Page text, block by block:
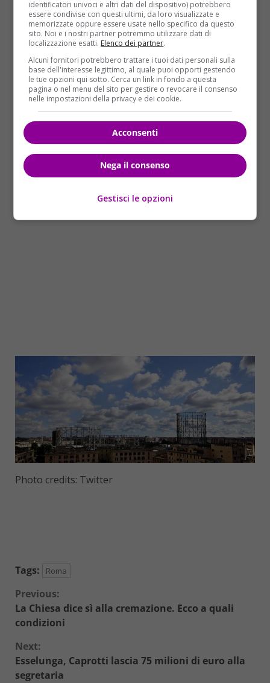
avvenuta l’esplosione presentano evidenti crepe. La
forza d’urto dello scoppio ha anche divelto le
tapparelle e le grate delle finestre che affacciano sul
terrazzo interno del palazzo. Si stanno compiendo le
verifiche negli appartamenti vicini a quello in cui è
avvenuto l’esplosione per valutare eventuali danni.
Con ogni probabilità, sarà necessaria una perizia
di uno strutturista sulla stabilità dell’edificio. Per
ricostruire l’esatta dinamica dell’incidente si
attendono i verbali dei vigili del fuoco impegnati sul
posto.
Photo credits: Twitter
Tags: Roma
Continue
Reading
Previous:
La Chiesa dice sì alla cremazione. Ecco a quali
condizioni
Next:
Esselunga, Caprotti lascia 75 milioni di euro alla
segretaria
identificatori univoci e altri dati del dispositivo) potrebbero
essere condivise con questi ultimi, da loro visualizzate e
memorizzate oppure essere usate nello specifico da questo
sito. Noi e i nostri partner potremmo utilizzare dati di
localizzazione esatti. Elenco dei partner.
Alcuni fornitori potrebbero trattare i tuoi dati personali sulla
base dell'interesse legittimo, al quale puoi opporti gestendo
le tue opzioni qui sotto. Cerca un link in fondo a questa
pagina o nel menu del sito per gestire o revocare il consenso
nelle impostazioni della privacy e dei cookie.
Acconsenti
Nega il consenso
Gestisci le opzioni